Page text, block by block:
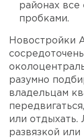
районах
пробками.
Новостройки
разумно
владельцам
или отдыхать.
развязкой